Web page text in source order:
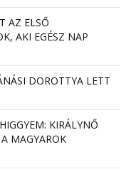
AZ ELSŐ
AKI EGÉSZ NAP
DOROTTYA LETT
KIRÁLYNŐ
MAGYAROK